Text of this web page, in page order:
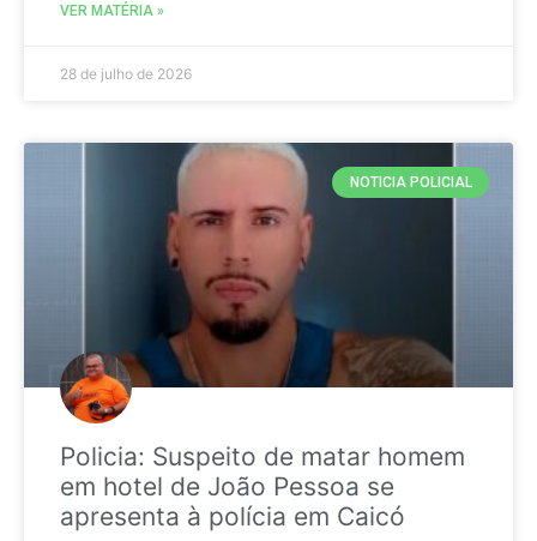
VER MATÉRIA »
28 de julho de 2026
NOTICIA POLICIAL
Policia: Suspeito de matar homem
em hotel de João Pessoa se
apresenta à polícia em Caicó